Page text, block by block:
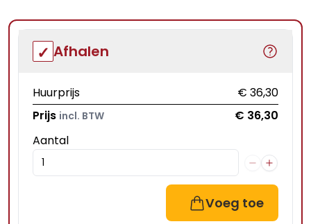
Afhalen
Huurprijs
€ 36,30
Prijs incl. BTW
€ 36,30
Aantal
Voeg toe